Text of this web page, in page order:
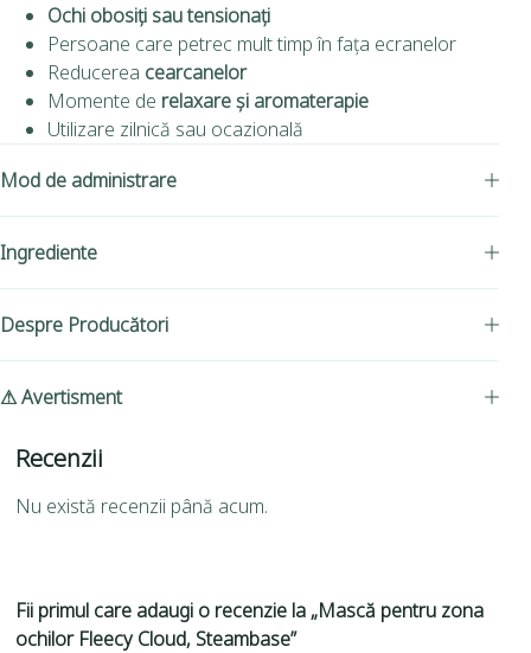
Ochi obosiți sau tensionați
Persoane care petrec mult timp în fața ecranelor
Reducerea cearcanelor
Momente de relaxare și aromaterapie
Utilizare zilnică sau ocazională
Mod de administrare
Ingrediente
Despre Producători
⚠ Avertisment
Recenzii
Nu există recenzii până acum.
Fii primul care adaugi o recenzie la „Mască pentru zona
ochilor Fleecy Cloud, Steambase”